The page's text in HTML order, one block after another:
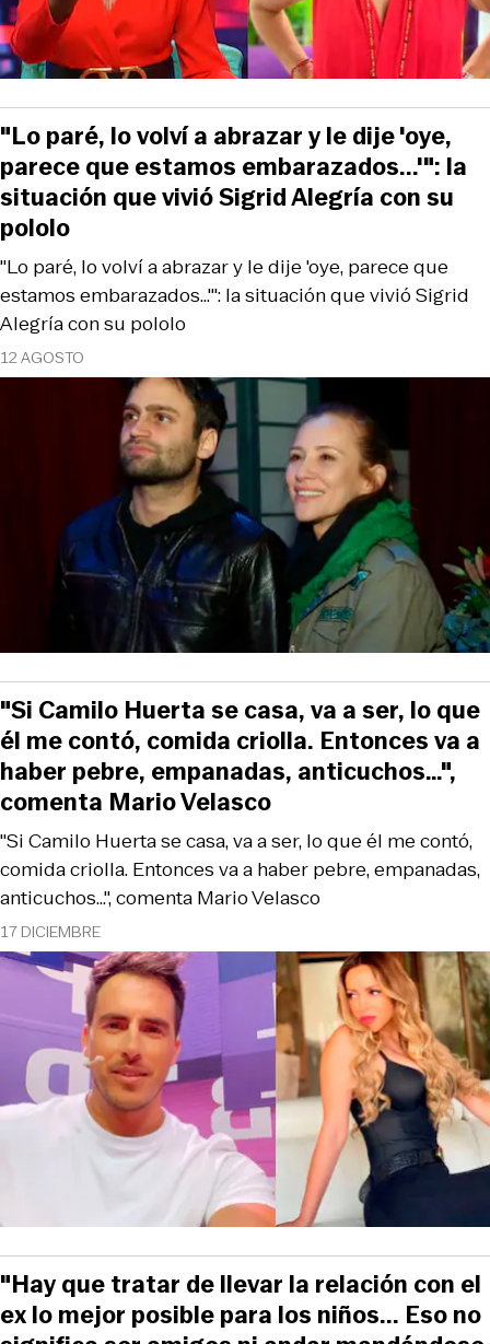
12 AGOSTO
"Lo paré, lo volví a abrazar y le dije 'oye, parece que
estamos embarazados...'": la situación que vivió Sigrid
Alegría con su pololo
"Lo paré, lo volví a abrazar y le dije 'oye,
parece que estamos embarazados...'": la
situación que vivió Sigrid Alegría con su
pololo
17 DICIEMBRE
"Si Camilo Huerta se casa, va a ser, lo que él me contó,
comida criolla. Entonces va a haber pebre, empanadas,
anticuchos…", comenta Mario Velasco
"Si Camilo Huerta se casa, va a ser, lo que
él me contó, comida criolla. Entonces va a
haber pebre, empanadas, anticuchos…",
comenta Mario Velasco
"Hay que tratar de llevar la relación con el
ex lo mejor posible para los niños... Eso no